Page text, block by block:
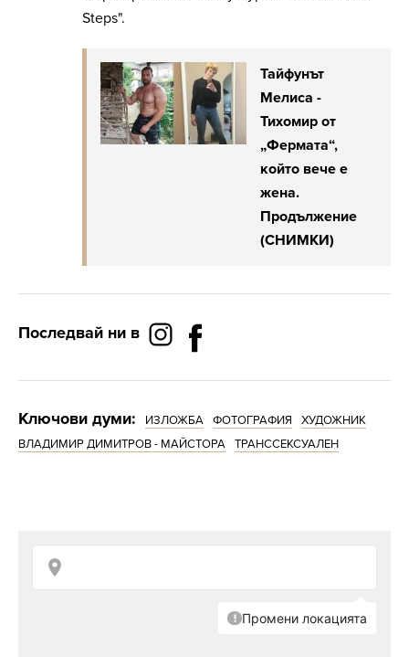
Steps".
Тайфунът
Мелиса -
Тихомир от
„Фермата“,
който вече е
жена.
Продължение
(СНИМКИ)
Последвай ни в
Ключови думи: ИЗЛОЖБА ФОТОГРАФИЯ
ХУДОЖНИК
ВЛАДИМИР ДИМИТРОВ - МАЙСТОРА
ТРАНССЕКСУАЛЕН